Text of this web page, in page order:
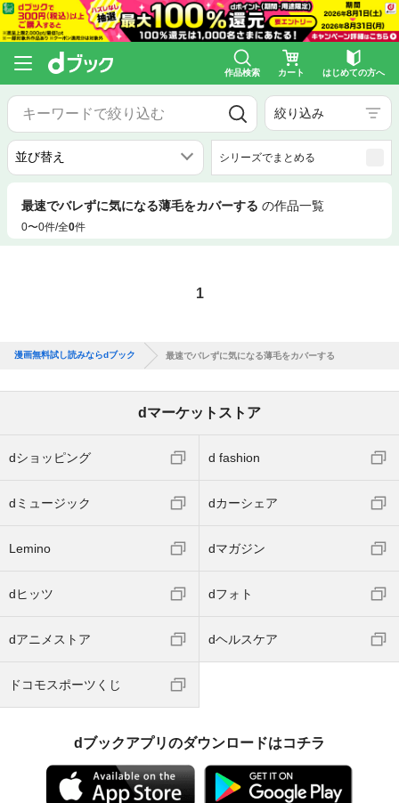
作品検索 カート はじめての方へ
絞り込み
シリーズでまとめる
最速でバレずに気になる薄毛をカバーする の作品一覧
0〜0件/全0件
1
漫画無料試し読みならdブック 最速でバレずに気になる薄毛をカバーする
dマーケットストア
dショッピング d fashion
dミュージック dカーシェア
Lemino dマガジン
dヒッツ dフォト
dアニメストア dヘルスケア
ドコモスポーツくじ
dブックアプリのダウンロードはコチラ